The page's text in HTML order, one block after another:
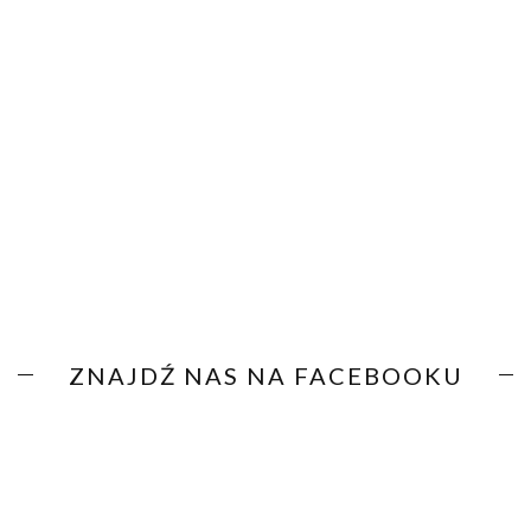
ZNAJDŹ NAS NA FACEBOOKU